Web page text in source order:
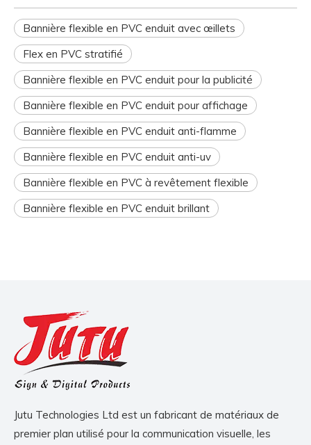
Bannière flexible en PVC enduit avec œillets
Flex en PVC stratifié
Bannière flexible en PVC enduit pour la publicité
Bannière flexible en PVC enduit pour affichage
Bannière flexible en PVC enduit anti-flamme
Bannière flexible en PVC enduit anti-uv
Bannière flexible en PVC à revêtement flexible
Bannière flexible en PVC enduit brillant
Jutu Technologies Ltd est un fabricant de matériaux de
premier plan utilisé pour la communication visuelle, les